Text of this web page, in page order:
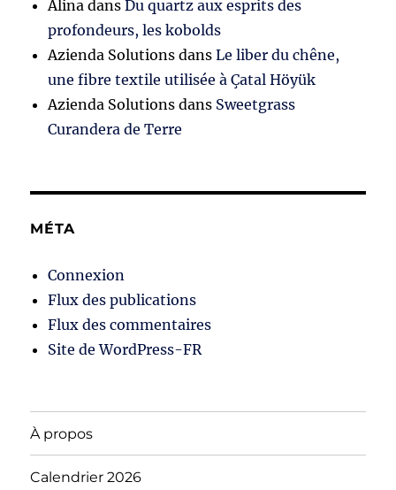
Alina dansDu quartz aux esprits des
profondeurs, les kobolds
Azienda Solutions dansLe liber du chêne,
une fibre textile utilisée à Çatal Höyük
Azienda Solutions dans Sweetgrass
Curandera de Terre
MÉTA
Connexion
Flux des publications
Flux des commentaires
Site de WordPress-FR
À propos
Calendrier 2026